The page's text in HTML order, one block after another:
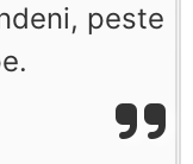
peste